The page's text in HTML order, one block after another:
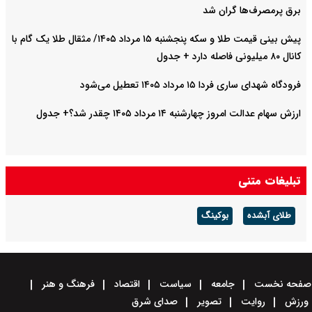
برق پرمصرف‌ها گران شد
پیش‌ بینی قیمت طلا و سکه پنجشنبه ۱۵ مرداد ۱۴۰۵/ مثقال طلا یک گام با
کانال ۸۰ میلیونی فاصله دارد + جدول
فرودگاه شهدای ساری فردا ۱۵ مرداد ۱۴۰۵ تعطیل می‌شود
ارزش سهام عدالت امروز چهارشنبه ۱۴ مرداد ۱۴۰۵ چقدر شد؟+ جدول
تبلیغات متنی
طلای آبشده بوکینگ
صفحه نخست جامعه سیاست اقتصاد
فرهنگ و هنر
ورزش
روایت تصویر صدای شرق